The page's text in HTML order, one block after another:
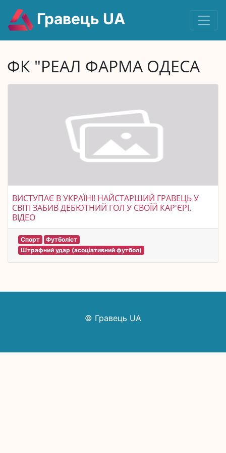
Гравець UA
ФК "РЕАЛ ФАРМА ОДЕСА
ВИСТУПАЄ В УКРАЇНІ! НАЙСТАРШИЙ ГРАВЕЦЬ У
СВІТІ ЗАБИВ ДЕБЮТНИЙ ГОЛ У СВОЇЙ КАР'ЄРІ.
ВІДЕО
Спорт
Футболіст
Штрафний удар (асоціативний футбол)
© Гравець UA